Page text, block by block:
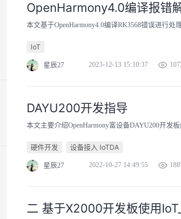
OpenHarmony4.0编译报错
本文基于OpenHarmony4.0编译RK3568错误进行处
IoT
星辰27 2023-12-13 15:10:37
DAYU200开发指导
本文主要介绍OpenHarmony富设备DAYU200开发
硬件开发 设备接入 IoTDA
星辰27 2022-10-27 14:49:55
二 基于X2000开发板使用